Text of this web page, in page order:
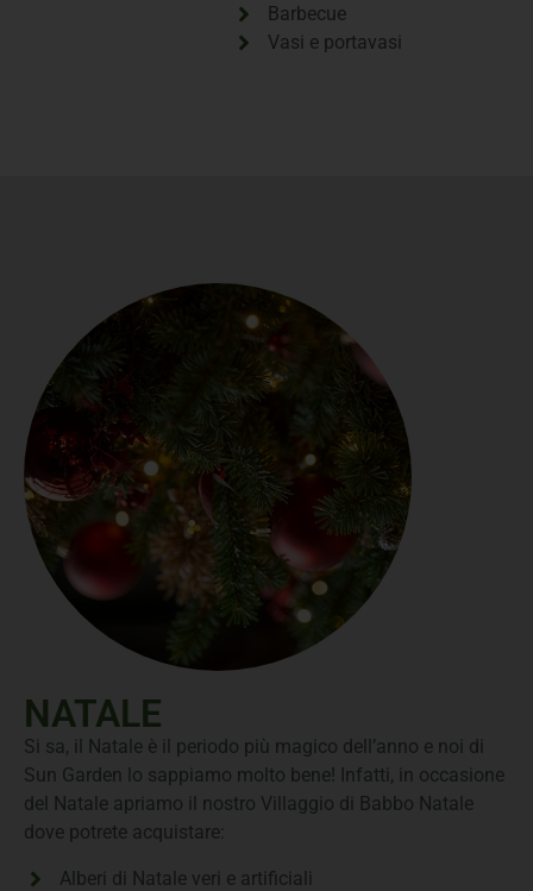
Barbecue
Vasi e portavasi
NATALE
Si sa, il Natale è il periodo più magico dell’anno e noi di
Sun Garden lo sappiamo molto bene! Infatti, in occasione
del Natale apriamo il nostro Villaggio di Babbo Natale
dove potrete acquistare:
Alberi di Natale veri e artificiali